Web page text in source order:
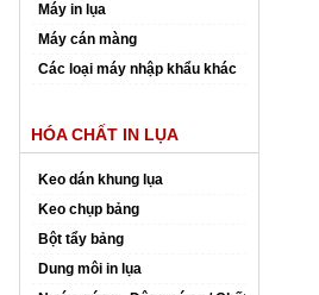
Máy in lụa
Máy cán màng
Các loại máy nhập khẩu khác
HÓA CHẤT IN LỤA
Keo dán khung lụa
Keo chụp bảng
Bột tẩy bảng
Dung môi in lụa